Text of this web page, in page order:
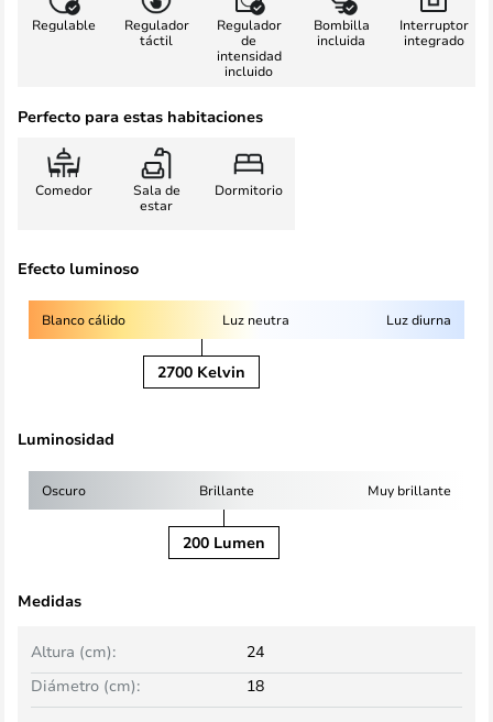
Regulable
Regulador
táctil
Regulador
de
intensidad
incluido
Bombilla
incluida
Interruptor
integrado
Perfecto para estas habitaciones
Comedor
Sala de
estar
Dormitorio
Efecto luminoso
Blanco cálido Luz neutra Luz diurna
2700 Kelvin
Luminosidad
Oscuro Brillante Muy brillante
200 Lumen
Medidas
Altura (cm):
24
Diámetro (cm):
18